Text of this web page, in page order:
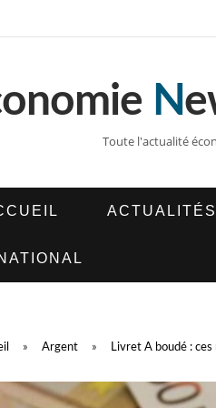
N
Toute l'actualité
ACTUALITÉS
» Argent » Livret A boudé :